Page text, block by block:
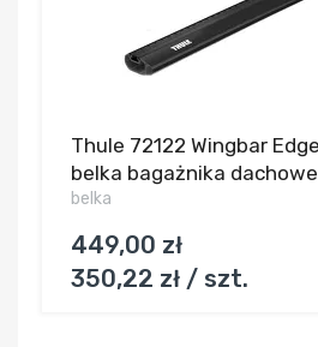
Thule 72122 Wingbar
belka bagażnika
belka
449,00 zł
350,22 zł / szt.